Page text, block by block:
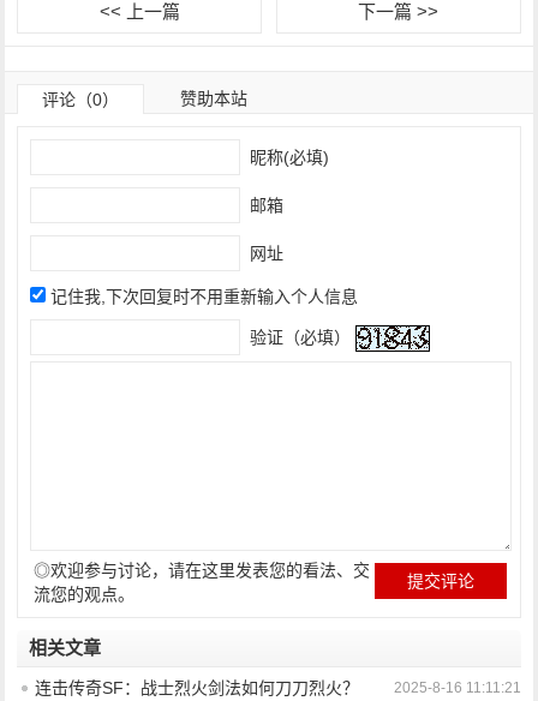
<< 上一篇 下一篇 >>
评论（0） 赞助本站
昵称(必填)
邮箱
网址
记住我,下次回复时不用重新输入个人信息
验证（必填）
◎欢迎参与讨论，请在这里发表您的看法、交
流您的观点。
相关文章
2025-8-16 11:11:21
连击传奇SF：战士烈火剑法如何刀刀烈火？